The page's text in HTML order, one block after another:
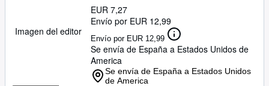
Imagen del editor
EUR 7,27
Envío por EUR 12,99
Envío por EUR 12,99
Se envía de España a Estados Unidos de
America
Se envía de España a Estados Unidos
de America